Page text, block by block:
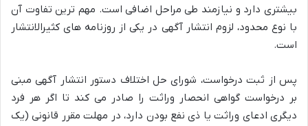
بیشتری دارد و نیازمند طی مراحل اضافی است. مهم ترین تفاوت آن
با نوع محدود، لزوم انتشار آگهی در یکی از روزنامه های کثیرالانتشار
است.
پس از ثبت درخواست، شورای حل اختلاف دستور انتشار آگهی مبنی
بر درخواست گواهی انحصار وراثت را صادر می کند تا اگر هر فرد
دیگری ادعای وراثت یا ذی نفع بودن دارد، در مهلت مقرر قانونی (یک